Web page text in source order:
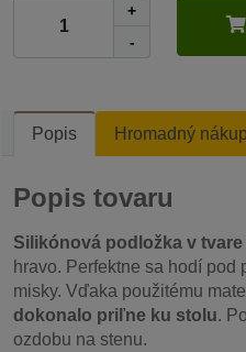
+
-
Popis Hromadný nákup
Popis tovaru
Silikónová podložka v
hravo. Perfektne sa hodí pod
misky. Vďaka použitému
dokonalo priľne ku stolu.
ozdobu na stenu.